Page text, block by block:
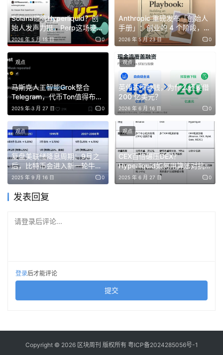
当他们乘坐的航班艰难升空时，机长通过广播宣布了一个令
所有乘客胆寒的消息：“你们是幸运的，这是离开伊朗的最
后一架航班。机场已正式关闭，Khomeini 已经回到伊朗
了！”Regine的母亲告诫孩子们永远不要回头，因为他们此
生将再也无法踏足这片土地。他们留下的房地产、企业和各
类无法带走的实物资产，最终全部落入新政权之手，成为了
历史的尘埃 。
对于那些由于各种原因未能或不愿及时逃离的伊朗富豪而
言，代价往往是极其致命的。被称为“德黑兰商业巨头”的著
名实业Habib Elghanian就是一个典型的悲剧。他曾是伊朗
现代化的重要推动者，其家族建造了伊朗第一座私营高层建
筑——标志性的十七层Plasco Building，并引进了大量的
西方先进技术 。然而，他在1979年伊斯兰革命后迅速被
捕，并以“间谍罪”、“腐败”以及“与上帝的敌人交友”等莫须
首位被新政权处决的商界领袖 。
Solana碰瓷Hyperliquid？创
始人发声力挺，Perp这场硬仗
不好打
2026 年 5 月 15 日 0
Anthropic 重磅发布「创始人
手册」：创业的 4 个阶段，用
AI 全部重构
2026 年 5 月 23 日 0
马斯克人工智能Grok整合
Telegram，代币Ton值得布局
吗？
2025 年 3 月 27 日 0
观点
英伟达不缺钱，为什么还要借
200 亿美元？
2026 年 6 月 16 日 0
观点
复盘美联储降息周期：9月之
后，比特币会进入新一轮牛市
吗？
2025 年 9 月 16 日 0
观点
CEX百倍碾压DEX？
Hyperliquid如何用算法对抗币
安霸权
2025 年 6 月 27 日 0
观点
发表回复
请登录后评论...
登录后才能评论
提交
Copyright © 2026 区块周刊 版权所有 粤ICP备2024285056号-1